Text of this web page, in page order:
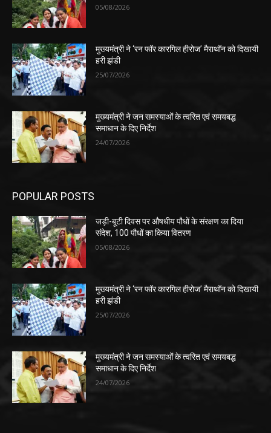
05/08/2026
मुख्यमंत्री ने ‘रन फॉर कारगिल हीरोज’ मैराथॉन को दिखायी
हरी झंडी
25/07/2026
मुख्यमंत्री ने जन समस्याओं के त्वरित एवं समयबद्ध
समाधान के दिए निर्देश
24/07/2026
POPULAR POSTS
जड़ी-बूटी दिवस पर औषधीय पौधों के संरक्षण का दिया
संदेश, 100 पौधों का किया वितरण
05/08/2026
मुख्यमंत्री ने ‘रन फॉर कारगिल हीरोज’ मैराथॉन को दिखायी
हरी झंडी
25/07/2026
मुख्यमंत्री ने जन समस्याओं के त्वरित एवं समयबद्ध
समाधान के दिए निर्देश
24/07/2026